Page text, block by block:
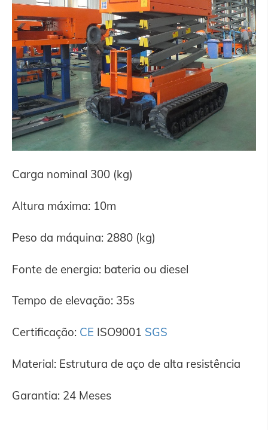
Carga nominal 300 (kg)
Altura máxima: 10m
Peso da máquina: 2880 (kg)
Fonte de energia: bateria ou diesel
Tempo de elevação: 35s
Certificação: CE ISO9001 SGS
Material: Estrutura de aço de alta resistência
Garantia: 24 Meses